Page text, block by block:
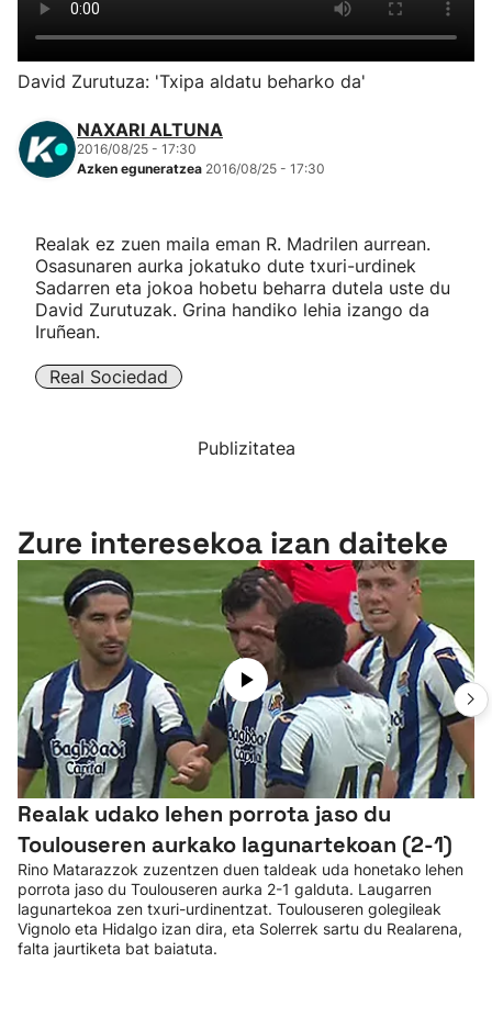
Herri-kirolak
Eskubaloia
Kirolak 360
Mendi-lasterketak
Kirol gehiago
"Helmuga"
David Zurutuza: 'Txipa aldatu beharko da'
NAXARI ALTUNA
2016/08/25 - 17:30
Azken eguneratzea 2016/08/25 - 17:30
Realak ez zuen maila eman R. Madrilen aurrean.
Osasunaren aurka jokatuko dute txuri-urdinek
Sadarren eta jokoa hobetu beharra dutela uste du
David Zurutuzak. Grina handiko lehia izango da
Iruñean.
Real Sociedad
Publizitatea
Zure interesekoa izan daiteke
Realak udako lehen porrota jaso du
Toulouseren aurkako lagunartekoan (2-1)
Rino Matarazzok zuzentzen duen taldeak uda honetako lehen
porrota jaso du Toulouseren aurka 2-1 galduta. Laugarren
lagunartekoa zen txuri-urdinentzat. Toulouseren golegileak
Vignolo eta Hidalgo izan dira, eta Solerrek sartu du Realarena,
falta jaurtiketa bat baiatuta.